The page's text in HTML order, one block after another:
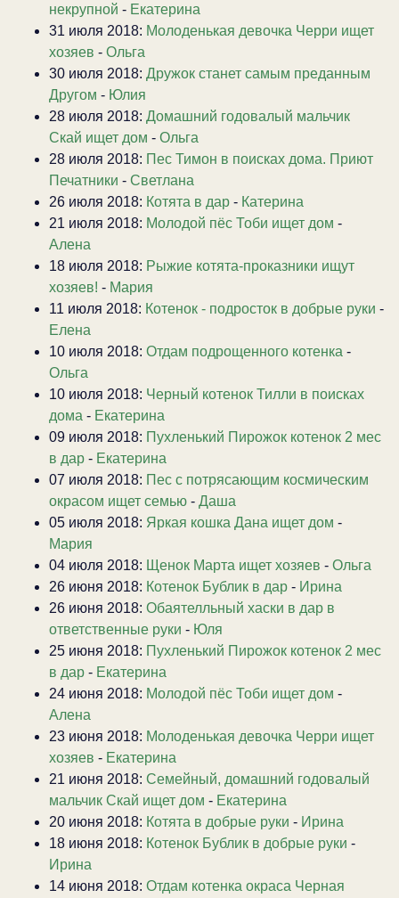
некрупной - Екатерина
31 июля 2018: Молоденькая девочка Черри ищет
хозяев - Ольга
30 июля 2018: Дружок станет самым преданным
Другом - Юлия
28 июля 2018: Домашний годовалый мальчик
Скай ищет дом - Ольга
28 июля 2018: Пес Тимон в поисках дома. Приют
Печатники - Светлана
26 июля 2018: Котята в дар - Катерина
21 июля 2018: Молодой пёс Тоби ищет дом -
Алена
18 июля 2018: Рыжие котята-проказники ищут
хозяев! - Мария
11 июля 2018: Котенок - подросток в добрые руки -
Елена
10 июля 2018: Отдам подрощенного котенка -
Ольга
10 июля 2018: Черный котенок Тилли в поисках
дома - Екатерина
09 июля 2018: Пухленький Пирожок котенок 2 мес
в дар - Екатерина
07 июля 2018: Пес с потрясающим космическим
окрасом ищет семью - Даша
05 июля 2018: Яркая кошка Дана ищет дом -
Мария
04 июля 2018: Щенок Марта ищет хозяев - Ольга
26 июня 2018: Котенок Бублик в дар - Ирина
26 июня 2018: Обаятелльный хаски в дар в
ответственные руки - Юля
25 июня 2018: Пухленький Пирожок котенок 2 мес
в дар - Екатерина
24 июня 2018: Молодой пёс Тоби ищет дом -
Алена
23 июня 2018: Молоденькая девочка Черри ищет
хозяев - Екатерина
21 июня 2018: Семейный, домашний годовалый
мальчик Скай ищет дом - Екатерина
20 июня 2018: Котята в добрые руки - Ирина
18 июня 2018: Котенок Бублик в добрые руки -
Ирина
14 июня 2018: Отдам котенка окраса Черная